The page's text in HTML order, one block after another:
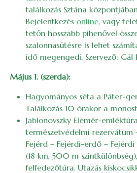
találkozás Sztána
Bejelentkezés online, vagy
tetőn hosszabb pihenővel
szalonnasütésre is lehet
idő megengedi. Szervező: Gál
Május 1. (szerda):
Hagyományos séta a Páter-
Találkozás 10 órakor a
Jablonovszky Elemér-
természetvédelmi rezervátum
Fejérd – Fejérdi-erdő –
(18 km, 500 m
felfedezőtúra. Utazás